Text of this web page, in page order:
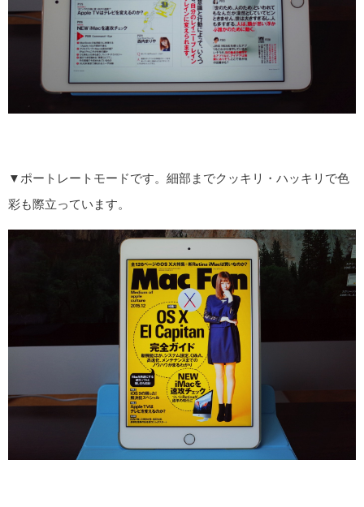
▼ポートレートモードです。細部までクッキリ・ハッキリで色
彩も際立っています。